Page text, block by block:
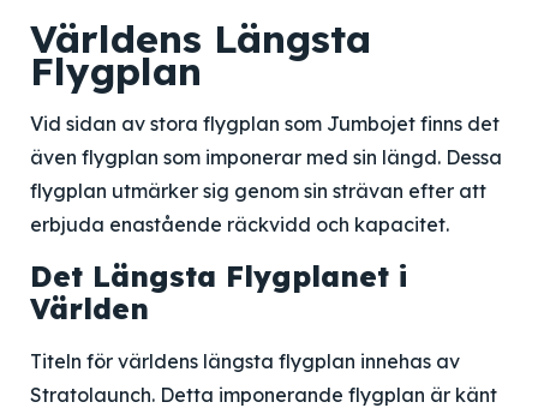
Världens Längsta
Flygplan
Vid sidan av stora flygplan som Jumbojet finns det
även flygplan som imponerar med sin längd. Dessa
flygplan utmärker sig genom sin strävan efter att
erbjuda enastående räckvidd och kapacitet.
Det Längsta Flygplanet i
Världen
Titeln för världens längsta flygplan innehas av
Stratolaunch. Detta imponerande flygplan är känt